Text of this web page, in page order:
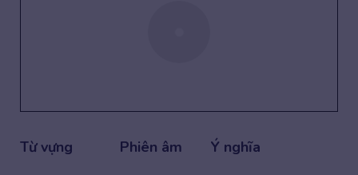
Từ vựng Phiên âm
Ý nghĩa